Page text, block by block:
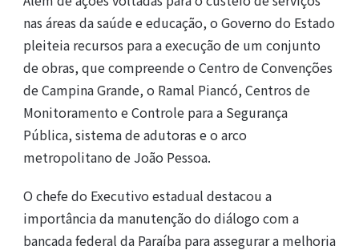
nas áreas da saúde e educação, o Governo do Estado
pleiteia recursos para a execução de um conjunto
de obras, que compreende o Centro de Convenções
de Campina Grande, o Ramal Piancó, Centros de
Monitoramento e Controle para a Segurança
Pública, sistema de adutoras e o arco
metropolitano de João Pessoa.
O chefe do Executivo estadual destacou a
importância da manutenção do diálogo com a
bancada federal da Paraíba para assegurar a melhoria